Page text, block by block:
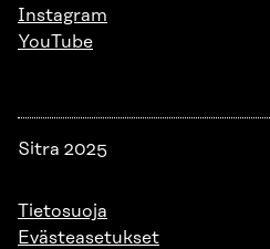
Instagram
YouTube
Sitra 2025
Tietosuoja
Evästeasetukset